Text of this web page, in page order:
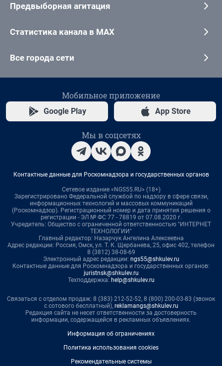
Предвыборная агитация
Статистика канала в MAX
Все города сети
Мобильное приложение
Google Play App Store
Мы в соцсетях
Контактные данные для Роскомнадзора и государственных органов
Сетевое издание «NGS55.RU» (18+)
Зарегистрировано Федеральной службой по надзору в сфере связи,
информационных технологий и массовых коммуникаций
(Роскомнадзор). Регистрационный номер и дата принятия решения о
регистрации - ЭЛ № ФС 77 - 78819 от 07.08.2020 г.
Учредитель: Общество с ограниченной ответственностью "ИНТЕРНЕТ
ТЕХНОЛОГИИ"
Главный редактор: Назарчук Ангелина Алексеевна
Адрес редакции: Россия, Омск, ул. Т. К. Щербанева, 25, офис 402, телефон
8 (3812) 38-08-69
Электронный адрес редакции: ngs55@shkulev.ru
Контактные данные для Роскомнадзора и государственных органов:
juristnsk@shkulev.ru
Техподдержка: help@shkulev.ru
Связаться с отделом продаж: 8 (383) 212-52-52, 8 (800) 200-03-83 (звонок
с сотового бесплатный), reklamangs@shkulev.ru
Редакция сайта не несет ответственности за достоверность
информации, содержащейся в рекламных объявлениях.
Информация об ограничениях
Политика использования cookies
Рекомендательные системы